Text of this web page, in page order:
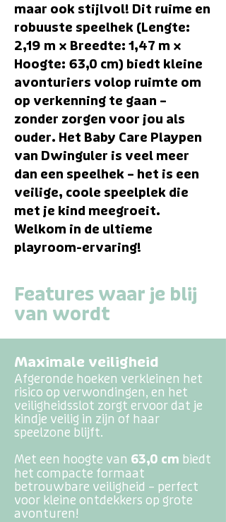
maar ook stijlvol! Dit ruime en
robuuste speelhek (Lengte:
2,19 m × Breedte: 1,47 m ×
Hoogte: 63,0 cm) biedt kleine
avonturiers volop ruimte om
op verkenning te gaan –
zonder zorgen voor jou als
ouder. Het Baby Care Playpen
van Dwinguler is veel meer
dan een speelhek – het is een
veilige, coole speelplek die
met je kind meegroeit.
Welkom in de ultieme
playroom-ervaring!
Features waar je blij
van wordt
Maximale veiligheid
Afgeronde hoeken verkleinen het
risico op verwondingen, en het
veiligheidsslot zorgt ervoor dat je
kindje veilig in zijn of haar
speelzone blijft.
Met een hoogte van 63,0 cm biedt
het compacte formaat
betrouwbare veiligheid – perfect
voor kleine ontdekkers op grote
avonturen!